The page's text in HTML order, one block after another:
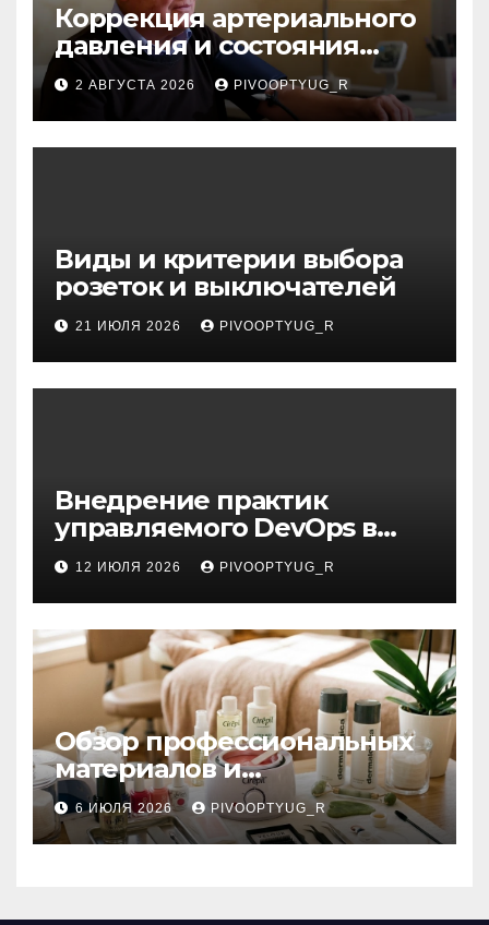
Коррекция артериального
давления и состояния
сосудов в профилактике
инсульта
2 АВГУСТА 2026 PIVOOPTYUG_R
Виды и критерии выбора
розеток и выключателей
21 ИЮЛЯ 2026 PIVOOPTYUG_R
Внедрение практик
управляемого DevOps в
корпоративную ИТ-
инфраструктуру
12 ИЮЛЯ 2026 PIVOOPTYUG_R
Обзор профессиональных
материалов и
инструментов для
маникюра, депиляции,
наращивания ресниц и
6 ИЮЛЯ 2026 PIVOOPTYUG_R